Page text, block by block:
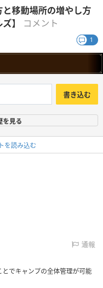
移動場所の増やし方
】
コメント
1
書き込む
を見る
を読み込む
通報
でキャンプの全体管理が可能